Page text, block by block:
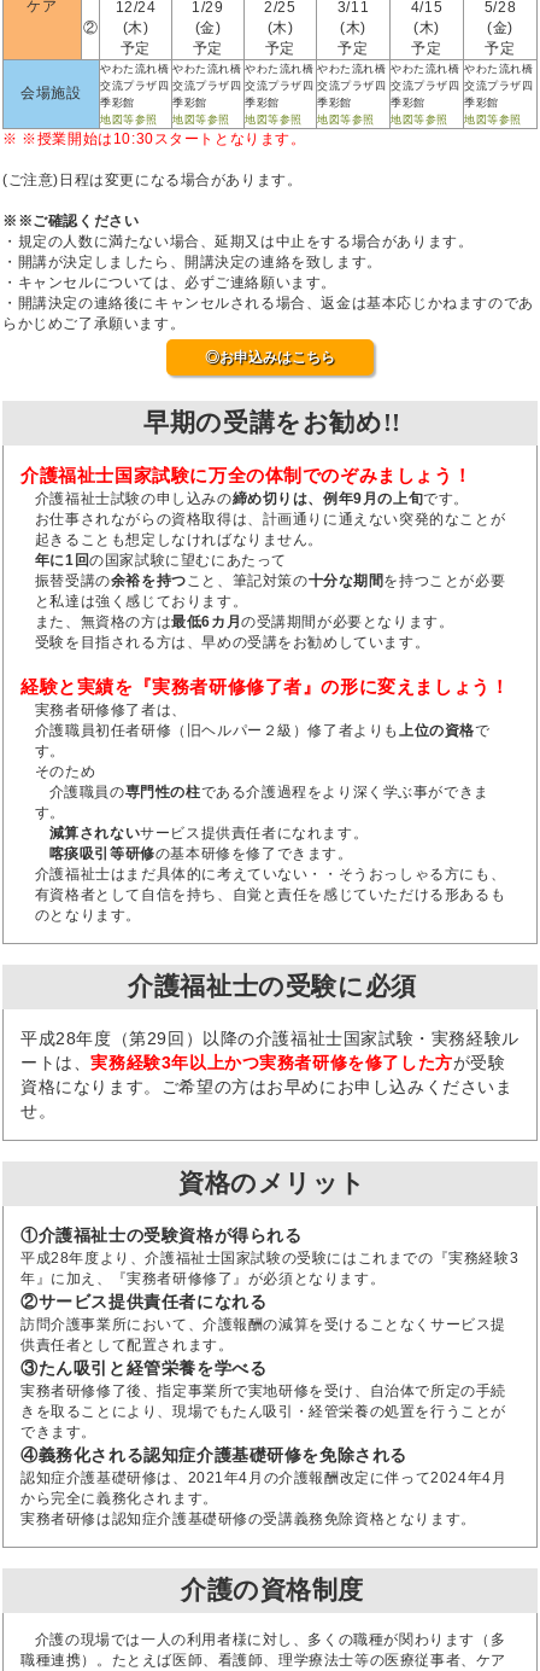
ケア
②
12/24
(木)
予定
1/29
(金)
予定
2/25
(木)
予定
3/11
(木)
予定
4/15
(木)
予定
5/28
(金)
予定
会場施設
やわた流れ橋
交流プラザ四
季彩館
地図等参照
やわた流れ橋
交流プラザ四
季彩館
地図等参照
やわた流れ橋
交流プラザ四
季彩館
地図等参照
やわた流れ橋
交流プラザ四
季彩館
地図等参照
やわた流れ橋
交流プラザ四
季彩館
地図等参照
やわた流れ橋
交流プラザ四
季彩館
地図等参照
※ ※授業開始は10:30スタートとなります。
(ご注意)日程は変更になる場合があります。
※※ご確認ください
・規定の人数に満たない場合、延期又は中止をする場合があります。
・開講が決定しましたら、開講決定の連絡を致します。
・キャンセルについては、必ずご連絡願います。
・開講決定の連絡後にキャンセルされる場合、返金は基本応じかねますのであ
らかじめご了承願います。
◎お申込みはこちら
早期の受講をお勧め!!
介護福祉士国家試験に万全の体制でのぞみましょう！
介護福祉士試験の申し込みの締め切りは、例年9月の上旬です。
お仕事されながらの資格取得は、計画通りに通えない突発的なことが
起きることも想定しなければなりません。
年に1回の国家試験に望むにあたって
振替受講の余裕を持つこと、筆記対策の十分な期間を持つことが必要
と私達は強く感じております。
また、無資格の方は最低6カ月の受講期間が必要となります。
受験を目指される方は、早めの受講をお勧めしています。
経験と実績を『実務者研修修了者』の形に変えましょう！
実務者研修修了者は、
介護職員初任者研修（旧ヘルパー２級）修了者よりも上位の資格で
す。
そのため
介護職員の専門性の柱である介護過程をより深く学ぶ事ができま
す。
減算されないサービス提供責任者になれます。
喀痰吸引等研修の基本研修を修了できます。
介護福祉士はまだ具体的に考えていない・・そうおっしゃる方にも、
有資格者として自信を持ち、自覚と責任を感じていただける形あるも
のとなります。
介護福祉士の受験に必須
平成28年度（第29回）以降の介護福祉士国家試験・実務経験ル
ートは、実務経験3年以上かつ実務者研修を修了した方が受験
資格になります。ご希望の方はお早めにお申し込みくださいま
せ。
資格のメリット
①介護福祉士の受験資格が得られる
平成28年度より、介護福祉士国家試験の受験にはこれまでの『実務経験3
年』に加え、『実務者研修修了』が必須となります。
②サービス提供責任者になれる
訪問介護事業所において、介護報酬の減算を受けることなくサービス提
供責任者として配置されます。
③たん吸引と経管栄養を学べる
実務者研修修了後、指定事業所で実地研修を受け、自治体で所定の手続
きを取ることにより、現場でもたん吸引・経管栄養の処置を行うことが
できます。
④義務化される認知症介護基礎研修を免除される
認知症介護基礎研修は、2021年4月の介護報酬改定に伴って2024年4月
から完全に義務化されます。
実務者研修は認知症介護基礎研修の受講義務免除資格となります。
介護の資格制度
介護の現場では一人の利用者様に対し、多くの職種が関わります（多
職種連携）。たとえば医師、看護師、理学療法士等の医療従事者、ケア